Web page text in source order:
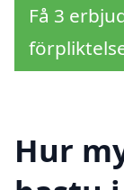
Få 3
Hur